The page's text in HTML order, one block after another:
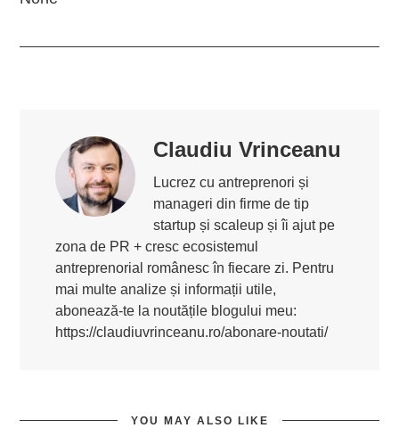
Claudiu Vrinceanu
Lucrez cu antreprenori și
manageri din firme de tip
startup și scaleup și îi ajut pe
zona de PR + cresc ecosistemul
antreprenorial românesc în fiecare zi. Pentru
mai multe analize și informații utile,
abonează-te la noutățile blogului meu:
https://claudiuvrinceanu.ro/abonare-noutati/
YOU MAY ALSO LIKE